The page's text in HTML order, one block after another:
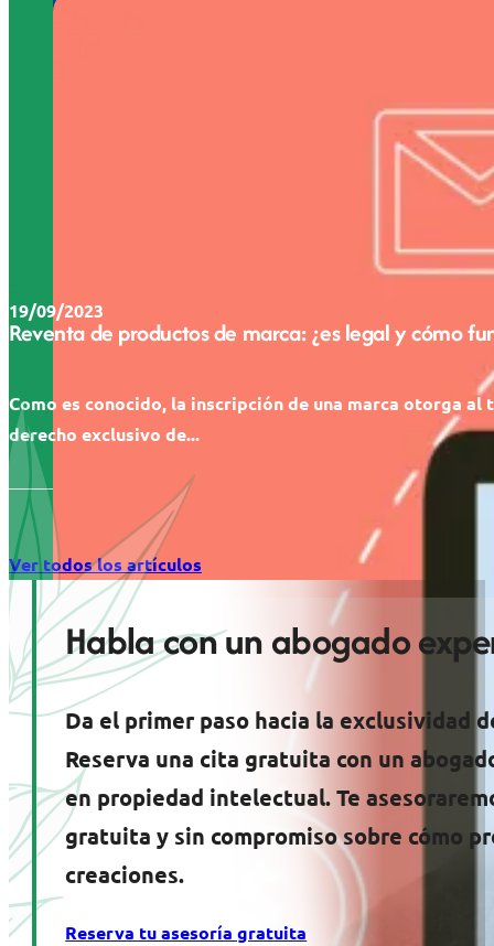
19/09/2023
Reventa de productos de marca: ¿es legal y cómo
Como es conocido, la inscripción de una marca otorga al
derecho exclusivo de...
Ver todos los artículos
Habla con un abogado
Da el primer paso hacia la exclusividad
Reserva una cita gratuita con un
en propiedad intelectual. Te
gratuita y sin compromiso sobre cómo
creaciones.
Reserva tu asesoría gratuita